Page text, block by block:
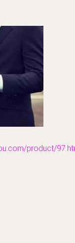
product/